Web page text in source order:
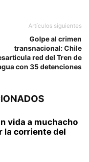
Artículos siguientes
Golpe al crimen
transnacional: Chile
red del Tren de
con 35 detenciones
vida a muchacho
la corriente del